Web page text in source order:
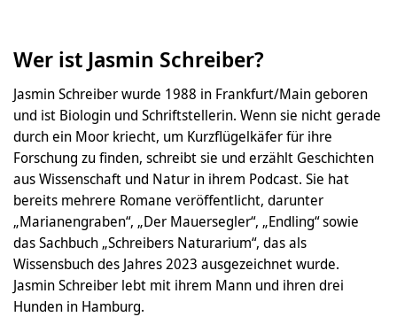
Wer ist Jasmin Schreiber?
Jasmin Schreiber wurde 1988 in Frankfurt/Main geboren
und ist Biologin und Schriftstellerin. Wenn sie nicht gerade
durch ein Moor kriecht, um Kurzflügelkäfer für ihre
Forschung zu finden, schreibt sie und erzählt Geschichten
aus Wissenschaft und Natur in ihrem Podcast. Sie hat
bereits mehrere Romane veröffentlicht, darunter
„Marianengraben“, „Der Mauersegler“, „Endling“ sowie
das Sachbuch „Schreibers Naturarium“, das als
Wissensbuch des Jahres 2023 ausgezeichnet wurde.
Jasmin Schreiber lebt mit ihrem Mann und ihren drei
Hunden in Hamburg.